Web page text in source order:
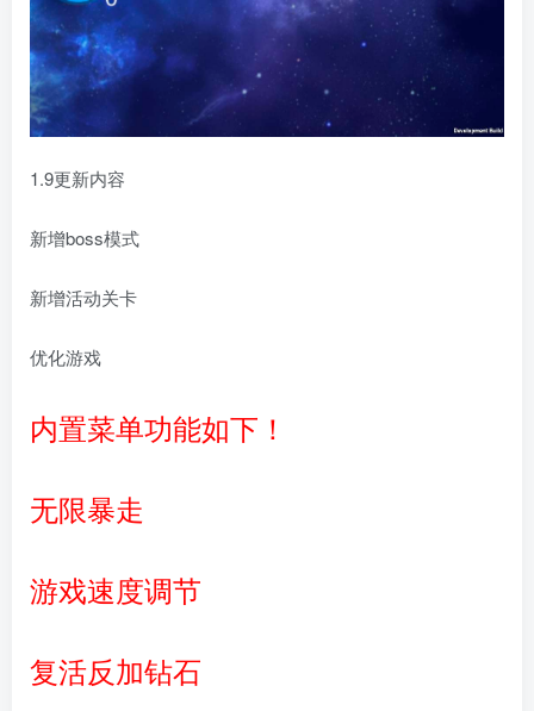
1.9更新内容
新增boss模式
新增活动关卡
优化游戏
内置菜单功能如下！
无限暴走
游戏速度调节
复活反加钻石